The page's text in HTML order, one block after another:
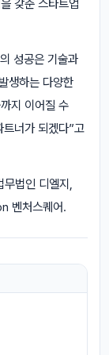
갖춘 스타트업
성공은 기술과
생하는 다양한
지 이어질 수
너가 되겠다”고
법인 디엘지,
벤처스퀘어.